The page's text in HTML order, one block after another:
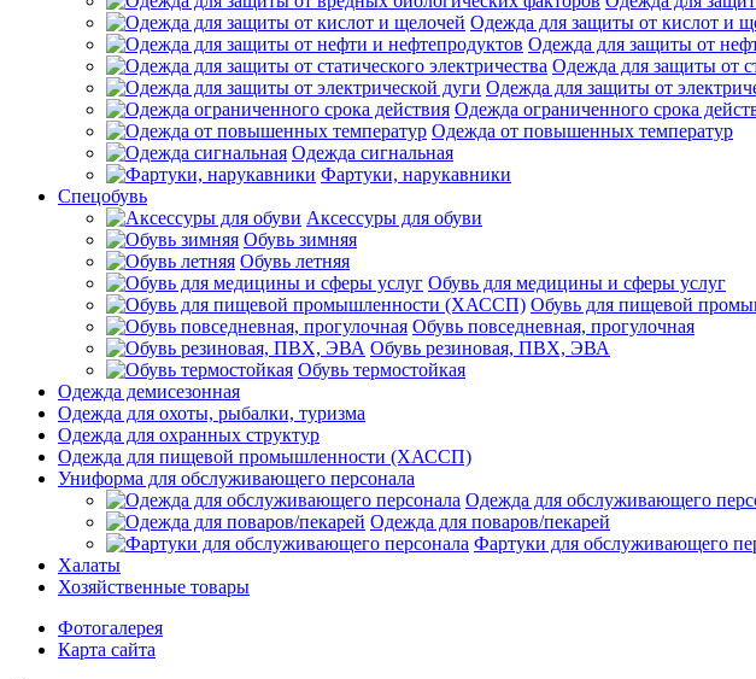
Одежда для защиты от кислот и
Одежда для защиты от
Одежда для защиты от
Одежда для защиты от
Одежда ограниченного срока
Одежда от повышенных температур
Одежда сигнальная
Фартуки, нарукавники
Спецобувь
Аксессуры для обуви
Обувь зимняя
Обувь летняя
Обувь для медицины и сферы услуг
Обувь для пищевой
Обувь повседневная, прогулочная
Обувь резиновая, ПВХ, ЭВА
Обувь термостойкая
Одежда демисезонная
Одежда для охоты, рыбалки, туризма
Одежда для охранных структур
Одежда для пищевой промышленности (ХАССП)
Униформа для обслуживающего персонала
Одежда для обслуживающего
Одежда для поваров/пекарей
Фартуки для обслуживающего
Халаты
Хозяйственные товары
Фотогалерея
Карта сайта